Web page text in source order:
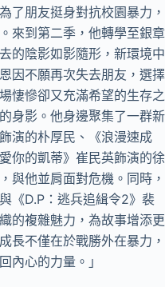
了朋友挺身對抗校園暴力，
來到第二季，他轉學至銀章
的陰影如影隨形，新環境中
因不願再次失去朋友，選擇
悽慘卻又充滿希望的生存之
身影。他身邊聚集了一群新
演的朴厚民、《浪漫速成
你的凱蒂》崔民英飾演的徐
與他並肩面對危機。同時，
《D.P：逃兵追緝令2》裴
的複雜魅力，為故事增添更
長不僅在於戰勝外在暴力，
內心的力量。」